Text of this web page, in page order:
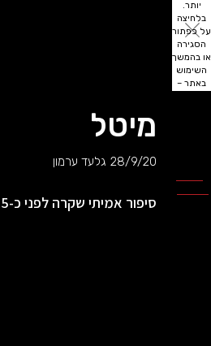
יותר.
בלחיצה
על כפתור
הסגירה
או בהמשך
השימוש
באתר –
מיטל
28/9/20 גלעד ערמון
סיפור אמיתי שקרה לפני כ-15 שנה.